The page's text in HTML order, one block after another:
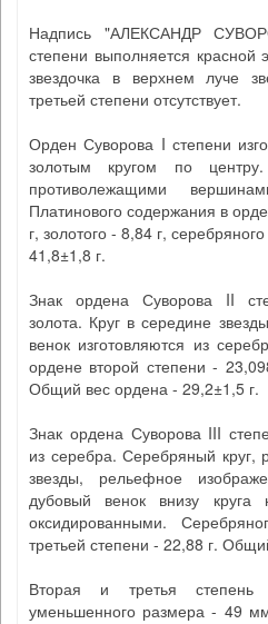
Надпись "АЛЕКСАНДР
степени выполняется
звездочка в верхнем луче
третьей степени отсутствует.
Орден Суворова I степени
золотым кругом по
противолежащими
Платинового содержания в
г, золотого - 8,84 г,
41,8±1,8 г.
Знак ордена Суворова II
золота. Круг в середине
венок изготовляются из
ордене второй степени -
Общий вес ордена - 29,2±1,5 г.
Знак ордена Суворова III
из серебра. Серебряный круг,
звезды, рельефное
дубовый венок внизу круга
оксидированными.
третьей степени - 22,88 г.
Вторая и третья степень
уменьшенного размера - 49